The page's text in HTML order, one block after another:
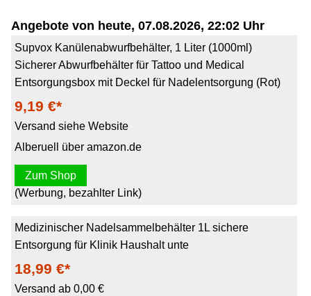
Angebote von heute, 07.08.2026, 22:02 Uhr
Supvox Kanülenabwurfbehälter, 1 Liter (1000ml)
Sicherer Abwurfbehälter für Tattoo und Medical
Entsorgungsbox mit Deckel für Nadelentsorgung (Rot)
9,19 €*
Versand siehe Website
Alberuell über amazon.de
Zum Shop
(Werbung, bezahlter Link)
Medizinischer Nadelsammelbehälter 1L sichere
Entsorgung für Klinik Haushalt unte
18,99 €*
Versand ab 0,00 €